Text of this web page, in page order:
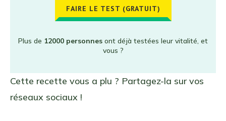
FAIRE LE TEST (GRATUIT)
Plus de 12000 personnes ont déjà testées leur vitalité, et
vous ?
Cette recette vous a plu ? Partagez-la sur vos
réseaux sociaux !